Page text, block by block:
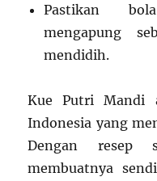
Pastikan
mengapung
mendidih.
Kue Putri Mandi
Indonesia yang
Dengan resep
membuatnya